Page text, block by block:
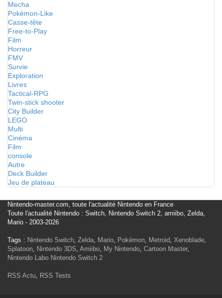
Mecha
Pokémon-Like
Casse-tête
Free-to-Play
Film
Horreur
FMV
Survie
Exploration
Livres
Tactical-RPG
Twin-stick shooter
City Builder
LEGO
Multi
Cinéma
Film
console
Autre
Deck Builder
Jeu de plateau
Nintendo-master.com, toute l'actualité Nintendo en France
Toute l'actualité Nintendo : Switch, Nintendo Switch 2, amiibo, Zelda,
Mario - 2003-2026
Tags : Nintendo Switch, Zelda, Mario, Pokémon, Metroid, Xenoblade,
Splatoon, Nintendo 3DS, Amiibo, My Nintendo, Cartoon Master,
Nintendo Labo Nintendo Switch 2
RSS Actu, RSS Tests